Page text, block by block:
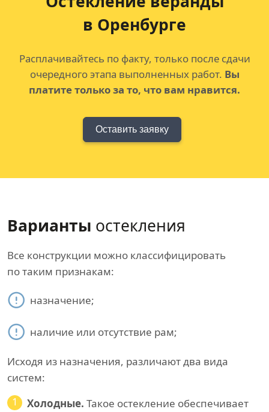
в Оренбурге
Расплачивайтесь по факту, только после сдачи
очередного этапа выполненных работ. Вы
платите только за то, что вам нравится.
Оставить заявку
Варианты остекления
Все конструкции можно классифицировать
по таким признакам:
назначение;
наличие или отсутствие рам;
Исходя из назначения, различают два вида
систем:
1
Холодные. Такое остекление обеспечивает